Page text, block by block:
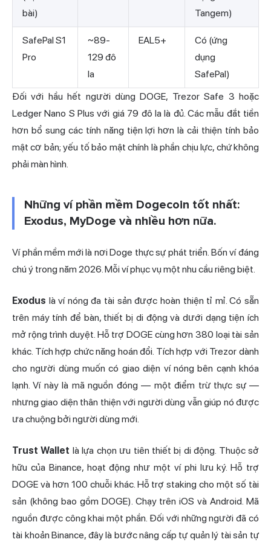
bài)
Tangem)
SafePal S1
Pro
~89-
129 đô
la
EAL5+
Có (ứng
dụng
SafePal)
Đối với hầu hết người dùng DOGE, Trezor Safe 3 hoặc
Ledger Nano S Plus với giá 79 đô la là đủ. Các mẫu đắt tiền
hơn bổ sung các tính năng tiện lợi hơn là cải thiện tính bảo
mật cơ bản; yếu tố bảo mật chính là phần chịu lực, chứ không
phải màn hình.
Những ví phần mềm Dogecoin tốt nhất:
Exodus, MyDoge và nhiều hơn nữa.
Ví phần mềm mới là nơi Doge thực sự phát triển. Bốn ví đáng
chú ý trong năm 2026. Mỗi ví phục vụ một nhu cầu riêng biệt.
Exodus là ví nóng đa tài sản được hoàn thiện tỉ mỉ. Có sẵn
trên máy tính để bàn, thiết bị di động và dưới dạng tiện ích
mở rộng trình duyệt. Hỗ trợ DOGE cùng hơn 380 loại tài sản
khác. Tích hợp chức năng hoán đổi. Tích hợp với Trezor dành
cho người dùng muốn có giao diện ví nóng bên cạnh khóa
lạnh. Ví này là mã nguồn đóng — một điểm trừ thực sự —
nhưng giao diện thân thiện với người dùng vẫn giúp nó được
ưa chuộng bởi người dùng mới.
Trust Wallet là lựa chọn ưu tiên thiết bị di động. Thuộc sở
hữu của Binance, hoạt động như một ví phi lưu ký. Hỗ trợ
DOGE và hơn 100 chuỗi khác. Hỗ trợ staking cho một số tài
sản (không bao gồm DOGE). Chạy trên iOS và Android. Mã
nguồn được công khai một phần. Đối với những người đã có
tài khoản Binance, đây là bước nâng cấp tự quản lý tài sản tự